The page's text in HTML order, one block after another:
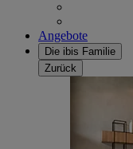
Angebote
Die ibis Familie
Zurück